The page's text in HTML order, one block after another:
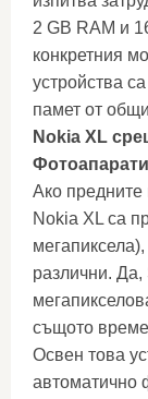
2 GB RAM и
конкретния
устройства
памет от
Nokia XL
Фотоапарати
Ако
Nokia XL са
различни.
същото
Освен това
автоматично